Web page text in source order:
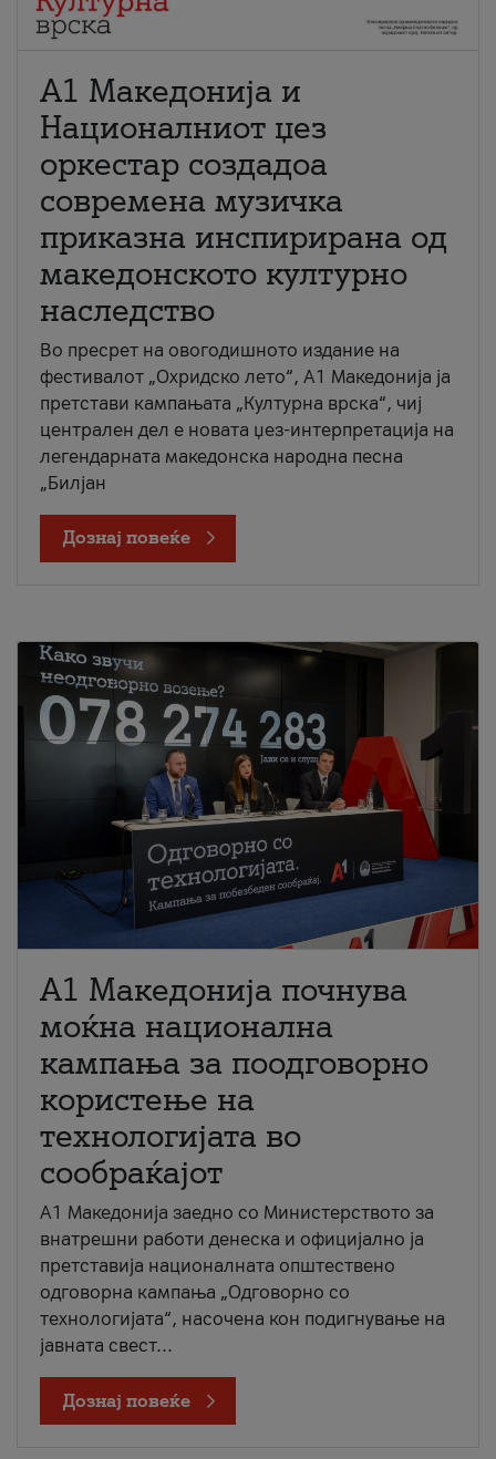
А1 Македонија и
Националниот џез
оркестар создадоа
современа музичка
приказна инспирирана од
македонското културно
наследство
Во пресрет на овогодишното издание на
фестивалот „Охридско лето“, А1 Македонија ја
претстави кампањата „Културна врска“, чиј
централен дел е новата џез-интерпретација на
легендарната македонска народна песна
„Билјан
Дознај повеќе
A1 Македонија почнува
моќна национална
кампања за поодговорно
користење на
технологијата во
сообраќајот
A1 Македонија заедно со Министерството за
внатрешни работи денеска и официјално ја
претставија националната општествено
одговорна кампања „Одговорно со
технологијата“, насочена кон подигнување на
јавната свест...
Дознај повеќе